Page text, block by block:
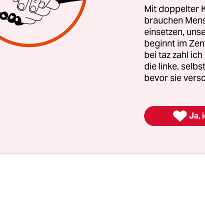
Wir müssen die pflegebedürftigen
schützen.“
Mit doppelter
brauchen
einsetzen,
beginnt im
bei taz zahl
die linke,
bevor sie
 Ja,